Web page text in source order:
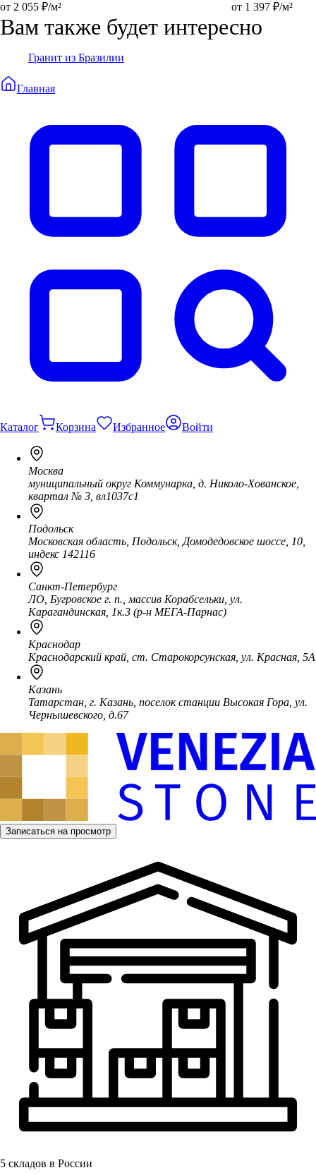
от 2 055 ₽/м²
от 1 397 ₽/м²
Вам также будет интересно
Гранит из Бразилии
Главная
Каталог Корзина Избранное Войти
Москва
муниципальный округ Коммунарка, д. Николо-Хованское,
квартал № 3, вл1037с1
Подольск
Московская область, Подольск, Домодедовское шоссе, 10,
индекс 142116
Санкт-Петербург
ЛО, Бугровское г. п., массив Корабсельки, ул.
Карагандинская, 1к.3 (р-н МЕГА-Парнас)
Краснодар
Краснодарский край, ст. Старокорсунская, ул. Красная, 5А
Казань
Татарстан, г. Казань, поселок станции Высокая Гора, ул.
Чернышевского, д.67
Записаться на просмотр
5 складов в России